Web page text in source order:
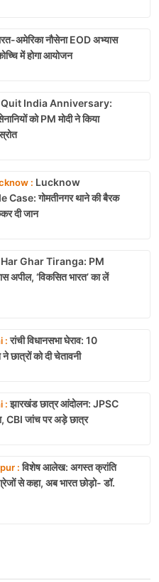
अमेरिका नौसेना EOD अभ्यास
में होगा आयोजन
Quit India Anniversary:
को PM मोदी ने किया
: Lucknow
गोमतीनगर थाने की बैरक
दी जान
Har Ghar Tiranga: PM
अपील, ‘विकसित भारत’ का लें
:रांची विधानसभा घेराव: 10
को दी चेतावनी
:झारखंड छात्र आंदोलन: JPSC
CBI जांच पर अड़े छात्र
:विशेष आलेख: अगस्त क्रांति
से कहा, अब भारत छोड़ो- डॉ.